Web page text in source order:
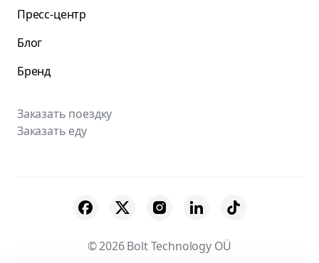
Пресс-центр
Блог
Бренд
Заказать поездку
Заказать еду
© 2026 Bolt Technology OÜ